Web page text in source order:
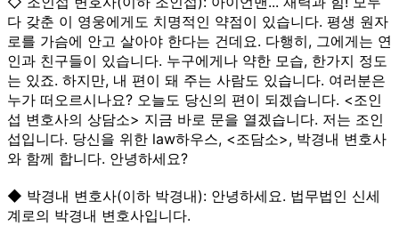
다 갖춘 이 영웅에게도 치명적인 약점이 있습니다. 평생 원자
로를 가슴에 안고 살아야 한다는 건데요. 다행히, 그에게는 연
인과 친구들이 있습니다. 누구에게나 약한 모습, 한가지 정도
는 있죠. 하지만, 내 편이 돼 주는 사람도 있습니다. 여러분은
누가 떠오르시나요? 오늘도 당신의 편이 되겠습니다. <조인
섭 변호사의 상담소> 지금 바로 문을 열겠습니다. 저는 조인
섭입니다. 당신을 위한 law하우스, <조담소>, 박경내 변호사
와 함께 합니다. 안녕하세요?
◆ 박경내 변호사(이하 박경내): 안녕하세요. 법무법인 신세
계로의 박경내 변호사입니다.